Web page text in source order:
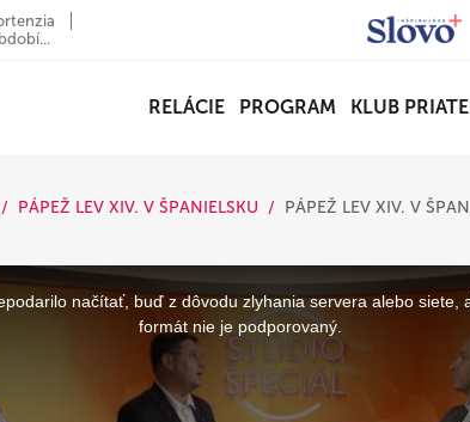
RELÁCIE PROGRAM KLUB
PÁPEŽ LEV XIV. V ŠPANIELSKU PÁPEŽ LEV XIV. V
načítať, buď z dôvodu zlyhania servera alebo siete,
formát nie je podporovaný.